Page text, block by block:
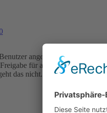
angelegt. Spiele gehen
für alle Benutzer auf
das nicht.